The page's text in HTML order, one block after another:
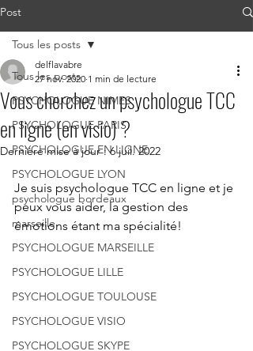
Post
Tous les posts
PSYCHOLOGUE NIMES
PSYCHOLOGUE PARIS
PSYCHOLOGUE EN LIGNE
PSYCHOLOGUE LYON
psychologue bordeaux
marseille
PSYCHOLOGUE MARSEILLE
PSYCHOLOGUE LILLE
PSYCHOLOGUE TOULOUSE
PSYCHOLOGUE VISIO
PSYCHOLOGUE SKYPE
Tous les posts
Vous cherchez un psychologue TCC
en ligne (en visio) ?
delflavabre
27 nov. 2020 1 min de lecture
Dernière mise à jour :6 juil. 2022
Je suis psychologue TCC en ligne et je
peux vous aider, la gestion des
émotions étant ma spécialité!